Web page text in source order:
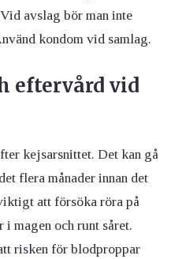
avslag bör man inte
kondom vid samlag.
eftervård vid
kejsarsnittet. Det kan gå
flera månader innan det
att försöka röra på
i magen och runt såret.
risken för blodproppar